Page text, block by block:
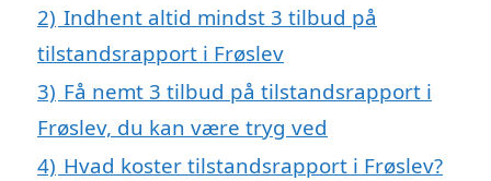
2) Indhent altid mindst 3 tilbud på
tilstandsrapport i Frøslev
3) Få nemt 3 tilbud på tilstandsrapport i
Frøslev, du kan være tryg ved
4) Hvad koster tilstandsrapport i Frøslev?